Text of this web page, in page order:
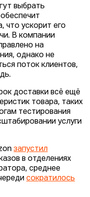
выбрать
что ускорит его
В компании
на
однако не
поток клиентов,
доставки всё ещё
товара, таких
тестирования
услуги
запустил
в отделениях
среднее
сократилось